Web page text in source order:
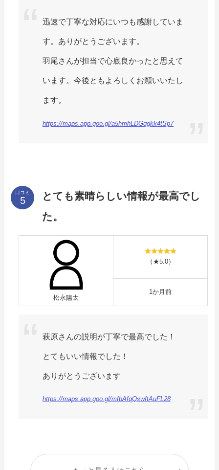
迅速で丁寧な対応にいつも感謝していま
す。ありがとうございます。
羽尾さんが担当で心底良かったと思えて
います。今後ともよろしくお願いいたし
ます。
https://maps.app.goo.gl/a5hmhLDGqgkk4tSp7
口コミ
とても素晴らしい情報が最高でし
た。
松永陽太
（★5.0）
1か月前
萩原さんの説明が丁寧で最高でした！
とてもいい情報でした！
ありがとうございます
https://maps.app.goo.gl/mfbAfqQswftAuFL28